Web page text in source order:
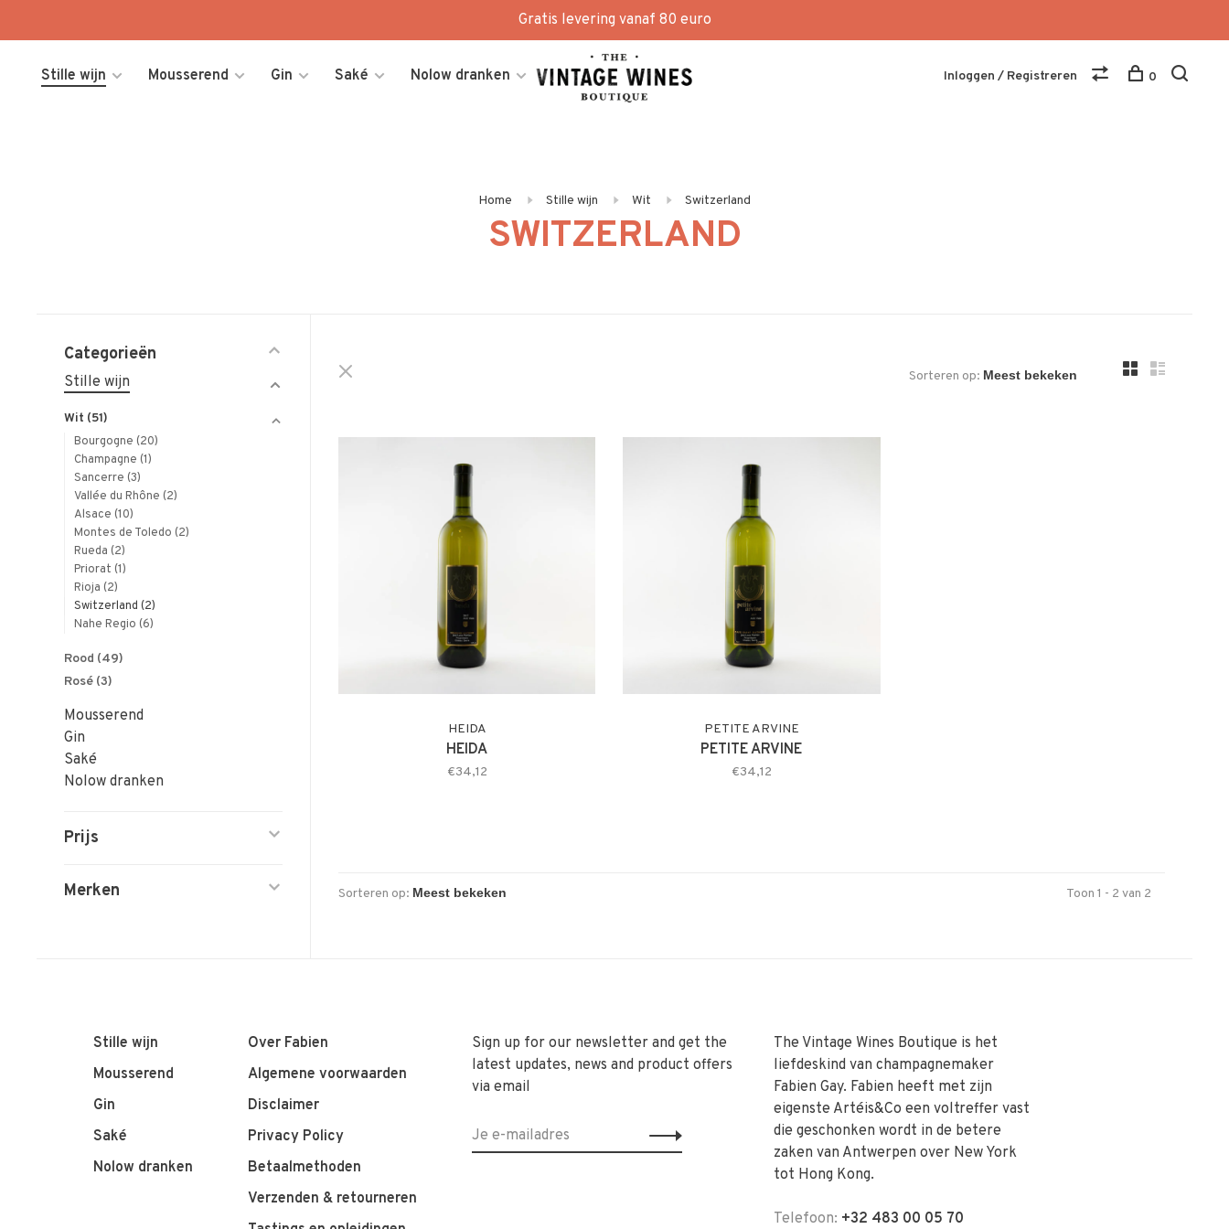
Gratis levering vanaf 80 euro
Stille wijn Mousserend Gin Saké Nolow dranken Inloggen / Registreren 0
Home Stille wijn Wit Switzerland
SWITZERLAND
Categorieën
Stille wijn
Wit (51)
Bourgogne (20)
Champagne (1)
Sancerre (3)
Vallée du Rhône (2)
Alsace (10)
Montes de Toledo (2)
Rueda (2)
Priorat (1)
Rioja (2)
Switzerland (2)
Nahe Regio (6)
Rood (49)
Rosé (3)
Mousserend
Gin
Saké
Nolow dranken
Prijs
Merken
Sorteren op:
HEIDA
HEIDA
€34,12
PETITE ARVINE
PETITE ARVINE
€34,12
Sorteren op: Toon 1 - 2 van 2
Stille wijn
Mousserend
Gin
Saké
Nolow dranken
Over Fabien
Algemene voorwaarden
Disclaimer
Privacy Policy
Betaalmethoden
Verzenden & retourneren
Sign up for our newsletter and get the
latest updates, news and product offers
via email
The Vintage Wines Boutique is het
liefdeskind van champagnemaker
Fabien Gay. Fabien heeft met zijn
eigenste Artéis&Co een voltreffer vast
die geschonken wordt in de betere
zaken van Antwerpen over New York
tot Hong Kong.
Telefoon: +32 483 00 05 70